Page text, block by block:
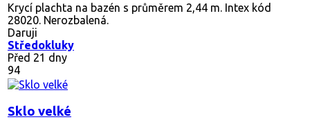
Krycí plachta na bazén s průměrem 2,44 m. Intex kód
28020. Nerozbalená.
Daruji
Středokluky
Před 21 dny
94
Sklo velké